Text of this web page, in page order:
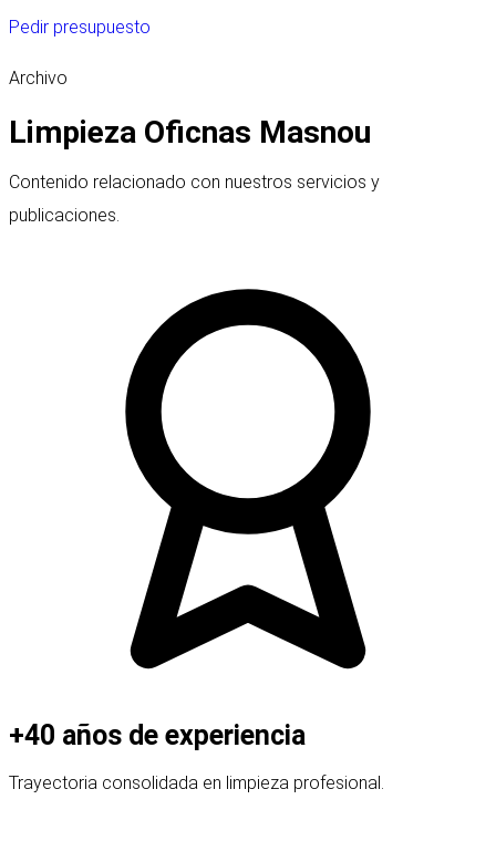
Pedir presupuesto
Archivo
Limpieza Oficnas Masnou
Contenido relacionado con nuestros servicios y
publicaciones.
+40 años de experiencia
Trayectoria consolidada en limpieza profesional.